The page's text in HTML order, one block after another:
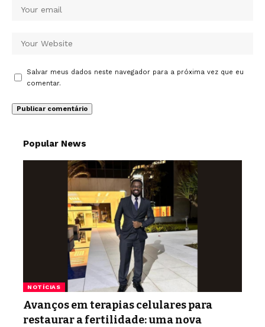
Salvar meus dados neste navegador para a próxima vez que eu
comentar.
Popular News
NOTÍCIAS
Avanços em terapias celulares para
restaurar a fertilidade: uma nova